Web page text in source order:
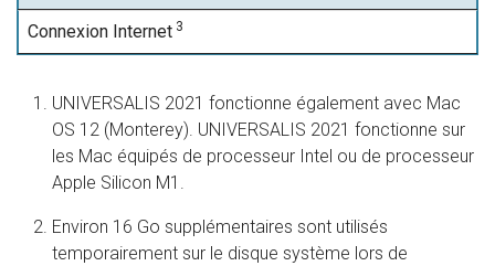
Connexion Internet 3
UNIVERSALIS 2021 fonctionne également avec Mac
OS 12 (Monterey). UNIVERSALIS 2021 fonctionne sur
les Mac équipés de processeur Intel ou de processeur
Apple Silicon M1.
Environ 16 Go supplémentaires sont utilisés
temporairement sur le disque système lors de